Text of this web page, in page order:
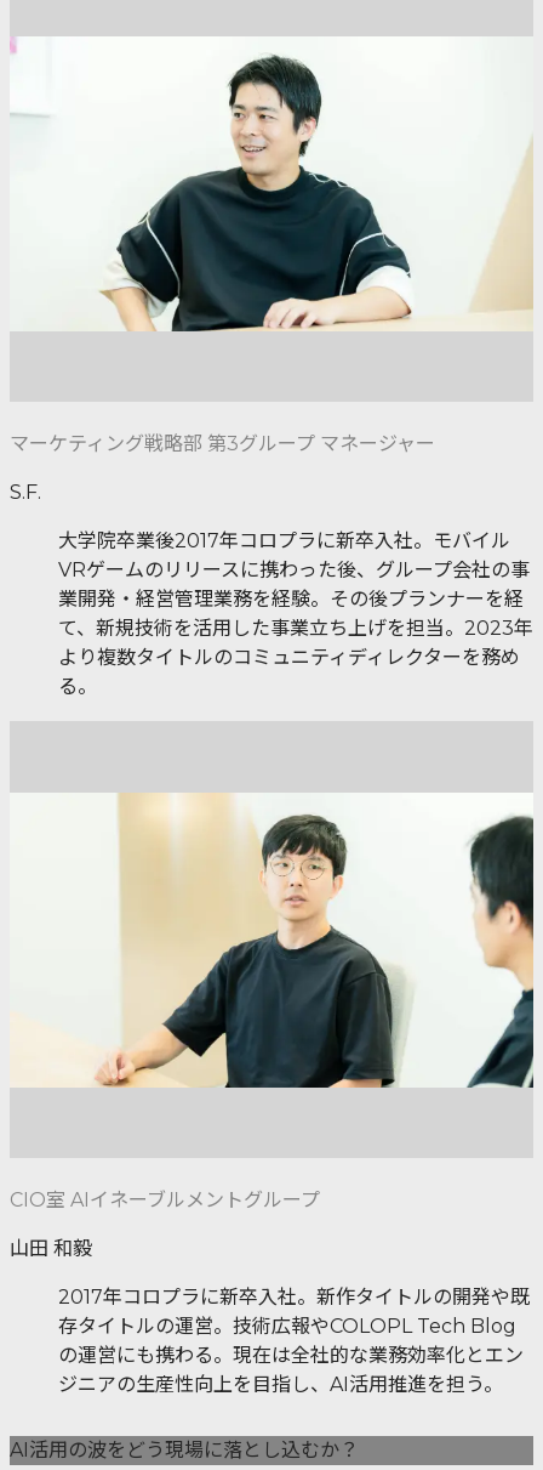
マーケティング戦略部 第3グループ マネージャー
S.F.
大学院卒業後2017年コロプラに新卒入社。モバイル
VRゲームのリリースに携わった後、グループ会社の事
業開発・経営管理業務を経験。その後プランナーを経
て、新規技術を活用した事業立ち上げを担当。2023年
より複数タイトルのコミュニティディレクターを務め
る。
CIO室 AIイネーブルメントグループ
山田 和毅
2017年コロプラに新卒入社。新作タイトルの開発や既
存タイトルの運営。技術広報やCOLOPL Tech Blog
の運営にも携わる。現在は全社的な業務効率化とエン
ジニアの生産性向上を目指し、AI活用推進を担う。
AI活用の波をどう現場に落とし込むか？